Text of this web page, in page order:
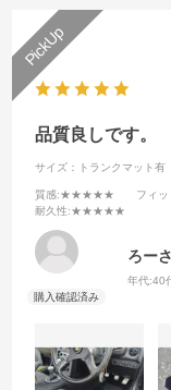
品質良しです。
サイズ：トランクマット有
質感:★★★★★ フィ
耐久性:★★★★★
ろー
年代:40